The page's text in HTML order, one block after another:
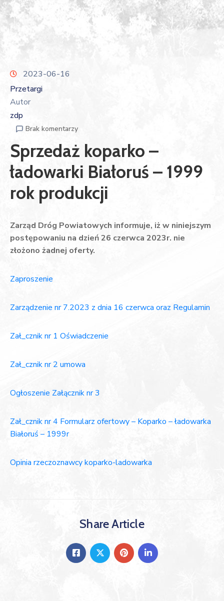
2023-06-16
Przetargi
Autor
zdp
Brak komentarzy
Sprzedaż koparko –
ładowarki Białoruś – 1999
rok produkcji
Zarząd Dróg Powiatowych informuje, iż w niniejszym
postępowaniu na dzień 26 czerwca 2023r. nie
złożono żadnej oferty.
Zaproszenie
Zarządzenie nr 7.2023 z dnia 16 czerwca oraz Regulamin
Zał_cznik nr 1 Oświadczenie
Zał_cznik nr 2 umowa
Ogłoszenie Załącznik nr 3
Zał_cznik nr 4 Formularz ofertowy – Koparko – ładowarka
Białoruś – 1999r
Opinia rzeczoznawcy koparko-ladowarka
Share Article